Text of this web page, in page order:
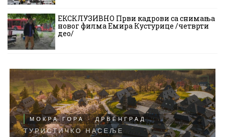
ЕКСКЛУЗИВНО Први кадрови са снимања
новог филма Емира Кустурице /четврти
део/